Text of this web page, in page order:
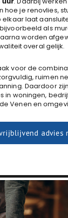
hoe je renovlies,
laat
als
worden
overal gelijk.
voor de
ruimen
Daardoor
in woningen,
Venen en
advies